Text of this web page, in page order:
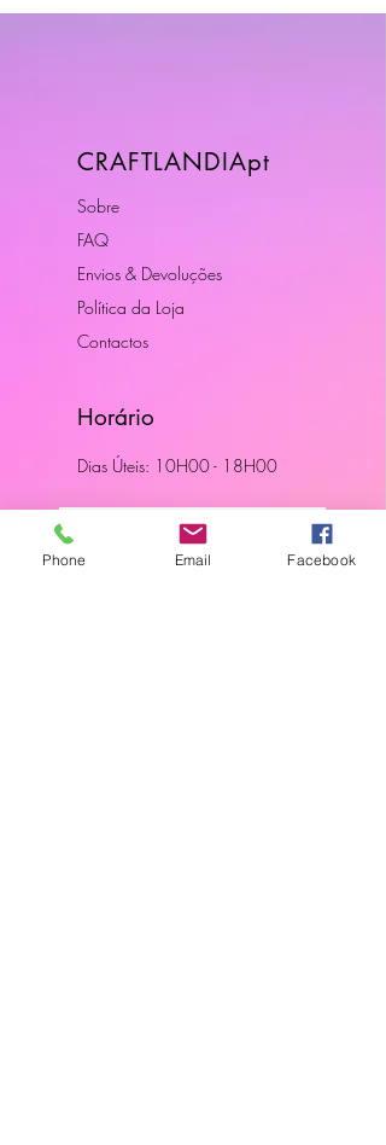
CRAFTLANDIApt
Sobre
FAQ
Envios & Devoluções
Política da Loja
Contactos
Horário
Dias Úteis: 10H00 - 18H00
Junte-se a Nós
Phone Email Facebook